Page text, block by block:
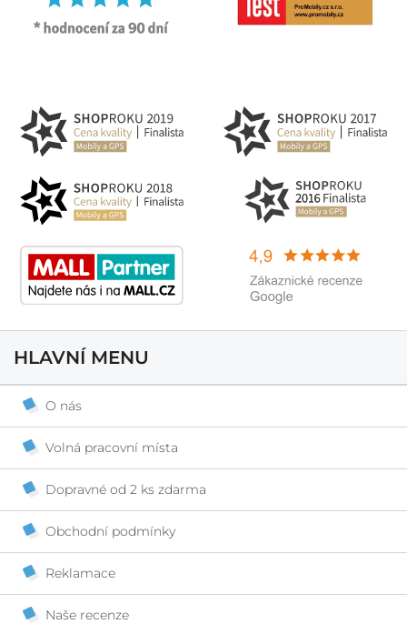
HLAVNÍ MENU
O nás
Volná pracovní místa
Dopravné od 2 ks zdarma
Obchodní podmínky
Reklamace
Naše recenze